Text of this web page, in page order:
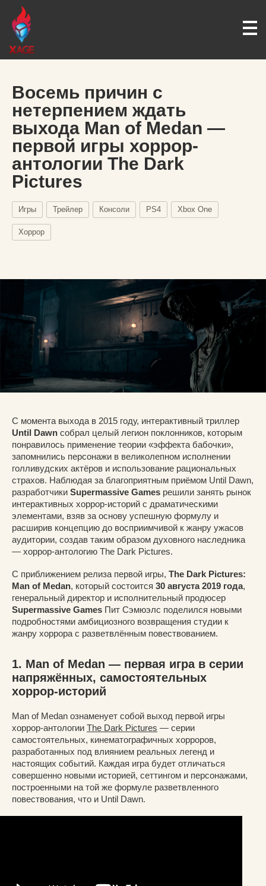
Восемь причин с
нетерпением ждать
выхода Man of Medan —
первой игры хоррор-
антологии The Dark
Pictures
Игры Трейлер Консоли PS4 Xbox One
Хоррор
С момента выхода в 2015 году, интерактивный триллер
Until Dawn собрал целый легион поклонников, которым
понравилось применение теории «эффекта бабочки»,
запомнились персонажи в великолепном исполнении
голливудских актёров и использование рациональных
страхов. Наблюдая за благоприятным приёмом Until Dawn,
разработчики Supermassive Games решили занять рынок
интерактивных хоррор-историй с драматическими
элементами, взяв за основу успешную формулу и
расширив концепцию до восприимчивой к жанру ужасов
аудитории, создав таким образом духовного наследника
— хоррор-антологию The Dark Pictures.
С приближением релиза первой игры, The Dark Pictures:
Man of Medan, который состоится 30 августа 2019 года,
генеральный директор и исполнительный продюсер
Supermassive Games Пит Сэмюэлс поделился новыми
подробностями амбициозного возвращения студии к
жанру хоррора с разветвлённым повествованием.
1. Man of Medan — первая игра в серии
напряжённых, самостоятельных
хоррор-историй
Man of Medan ознаменует собой выход первой игры
хоррор-антологии The Dark Pictures — серии
самостоятельных, кинематографичных хорроров,
разработанных под влиянием реальных легенд и
настоящих событий. Каждая игра будет отличаться
совершенно новыми историей, сеттингом и персонажами,
построенными на той же формуле разветвленного
повествования, что и Until Dawn.